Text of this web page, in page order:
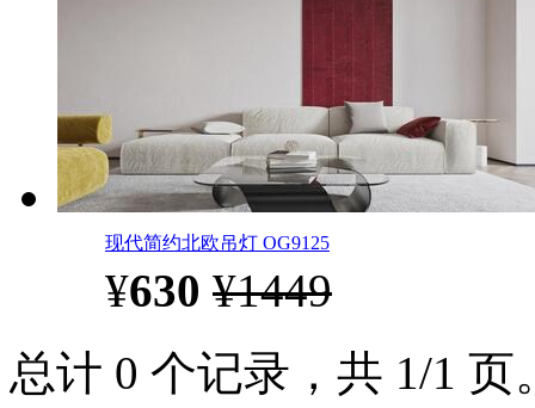
现代简约北欧吊灯 OG9125
¥630 ¥1449
总计 0 个记录，共 1/1